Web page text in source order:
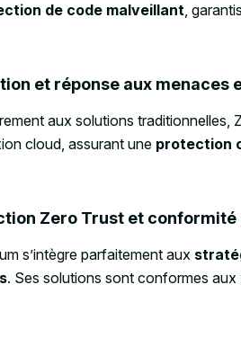
de code malveillant,
et réponse aux menaces
aux solutions traditionnelles,
cloud, assurant une protection
Zero Trust et
s’intègre parfaitement aux
. Ses solutions sont conformes aux